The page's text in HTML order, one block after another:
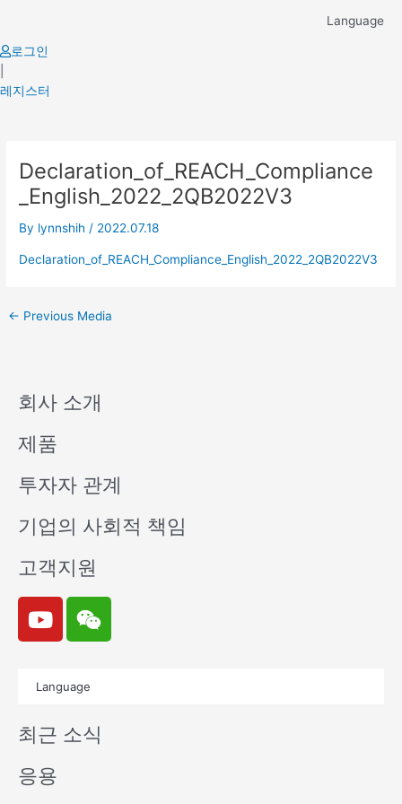
content
Language
로그인
레지스터
Declaration_of_REACH_Compliance
_English_2022_2QB2022V3
By lynnshih / 2022.07.18
Declaration_of_REACH_Compliance_English_2022_2QB2022V3
navigation
← Previous Media
회사 소개
제품
투자자 관계
기업의 사회적 책임
고객지원
Y
o
u
e
W
e
i
n
Language
최근 소식
응용